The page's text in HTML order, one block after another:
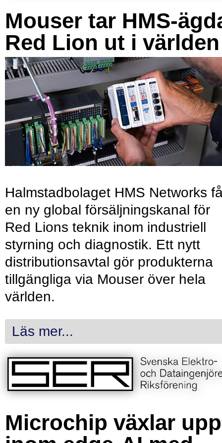
Mouser tar HMS-
Red Lion ut i världen
Halmstadbolaget HMS Networks
en ny global försäljningskanal för
Red Lions teknik inom industriell
styrning och diagnostik. Ett nytt
distributionsavtal gör produkterna
tillgängliga via Mouser över hela
världen.
Läs mer...
Microchip växlar upp